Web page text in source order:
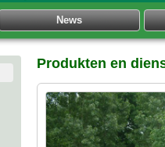
News
Produkten en